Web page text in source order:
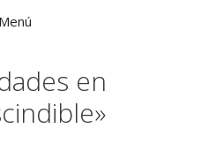
Menú
en